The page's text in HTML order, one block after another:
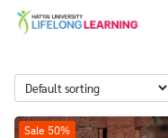
Sale 50%